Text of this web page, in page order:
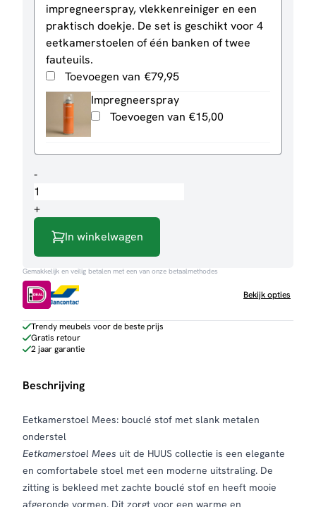
impregneerspray, vlekkenreiniger en een
praktisch doekje. De set is geschikt voor 4
eetkamerstoelen of één banken of twee
fauteuils.
Toevoegen van €79,95
Impregneerspray
Toevoegen van €15,00
-Eetkamerstoel
Mees
aantal
+
In winkelwagen
Gemakkelijk en veilig betalen met een van onze betaalmethodes
Bekijk opties
Trendy meubels voor de beste prijs
Gratis retour
2 jaar garantie
Beschrijving
Eetkamerstoel Mees: bouclé stof met slank metalen
onderstel
Eetkamerstoel Mees uit de HUUS collectie is een elegante
en comfortabele stoel met een moderne uitstraling. De
zitting is bekleed met zachte bouclé stof en heeft mooie
afgeronde vormen. Dit zorgt voor een warme en